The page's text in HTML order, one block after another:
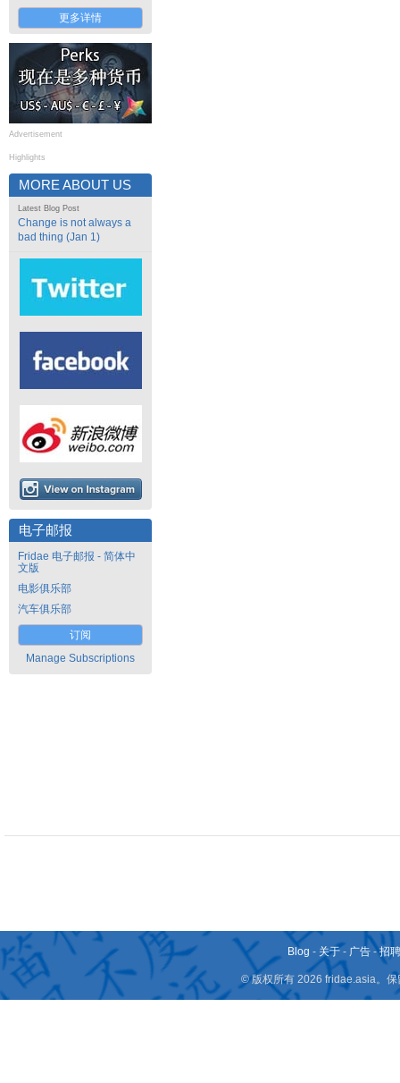
更多详情
Advertisement
Highlights
MORE ABOUT US
Latest Blog Post
Change is not always a
bad thing (Jan 1)
电子邮报
Fridae 电子邮报 - 简体中
文版
电影俱乐部
汽车俱乐部
订阅
Manage Subscriptions
Blog - 关于 - 广告 -招
© 版权所有 2026 fridae.asia。